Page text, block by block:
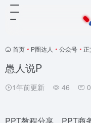
首页 • P圈达人 • 公众号 • 正
愚人说P
1年前更新 46 0